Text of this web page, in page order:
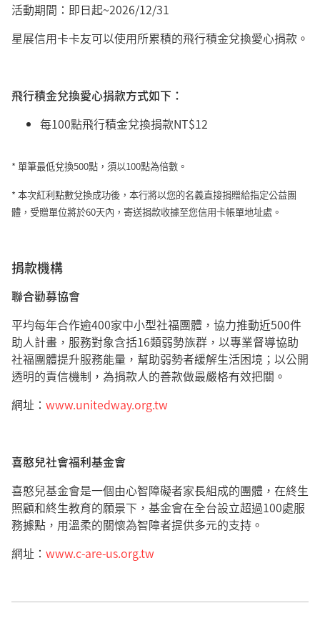
活動期間：即日起~2026/12/31
星展信用卡卡友可以使用所累積的飛行積金兌換愛心捐款。
飛行積金兌換愛心捐款方式如下：
每100點飛行積金兌換捐款NT$12
* 單筆最低兌換500點，須以100點為倍數。
* 本次紅利點數兌換成功後，本行將以您的名義直接捐贈給指定公益團
體，受贈單位將於60天內，寄送捐款收據至您信用卡帳單地址處。
捐款機構
聯合勸募協會
平均每年合作逾400家中小型社福團體，協力推動近500件
助人計畫，服務對象含括16類弱勢族群，以專業督導協助
社福團體提升服務能量，幫助弱勢者緩解生活困境；以公開
透明的責信機制，為捐款人的善款做最嚴格有效把關。
網址： www.unitedway.org.tw
喜憨兒社會福利基金會
喜憨兒基金會是一個由心智障礙者家長組成的團體，在終生
照顧和終生教育的願景下，基金會在全台設立超過100處服
務據點，用溫柔的關懷為智障者提供多元的支持。
網址： www.c-are-us.org.tw